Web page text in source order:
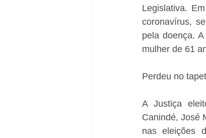
Legislativa.
coronavírus,
pela doença.
mulher de 61
Perdeu no
A Justiça
Canindé, José
nas eleições